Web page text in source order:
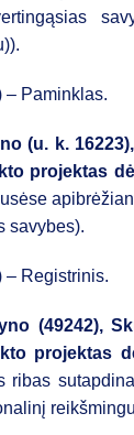
– Paminklas.
(u. k. 16223),
projektas
savybes).
– Registrinis.
(49242),
projektas
ribas